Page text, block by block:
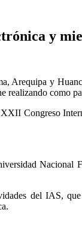
y
Arequipa y
realizando como
Congreso
del IAS,